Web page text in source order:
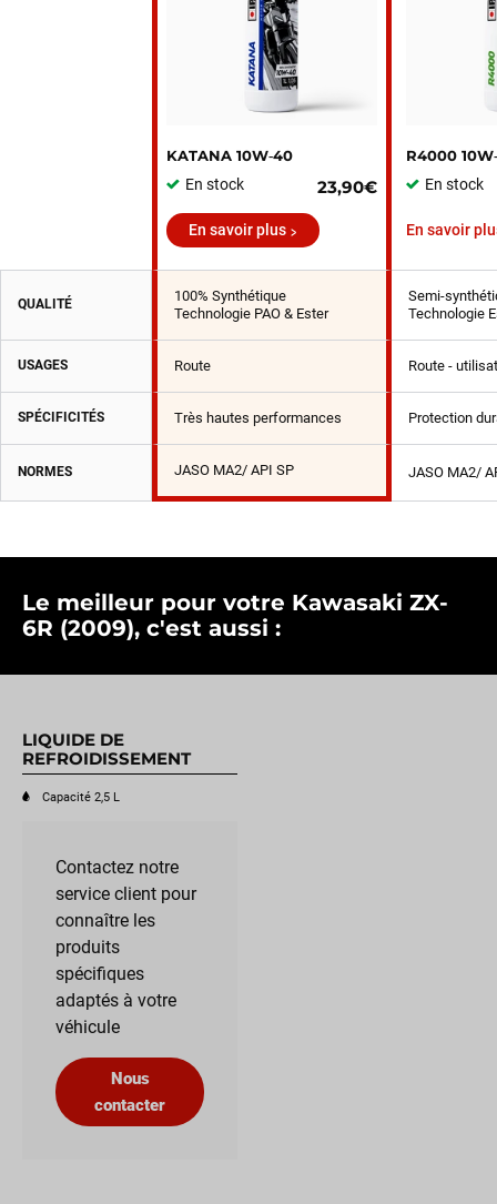
KATANA 10W‑40
En stock
23,90€
R4000
En stock
En savoir plus En savoir
QUALITÉ
100% Synthétique
Technologie PAO & Ester
Semi-
Technologie
USAGES Route Route -
SPÉCIFICITÉS Très hautes performances Protection
NORMES JASO MA2/ API SP JASO MA2/
Le meilleur pour votre Kawasaki ZX-
6R (2009), c'est aussi :
LIQUIDE DE
REFROIDISSEMENT
Capacité 2,5 L
Contactez notre
service client pour
connaître les
produits
spécifiques
adaptés à votre
véhicule
Nous
contacter